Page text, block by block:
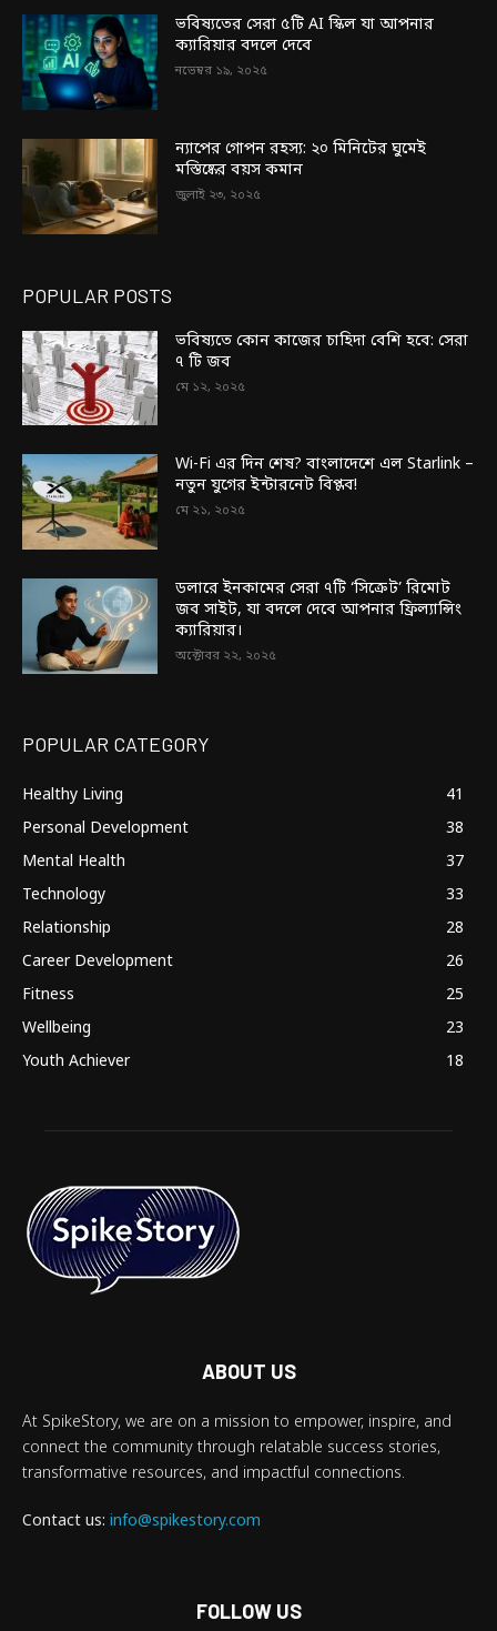
ভবিষ্যতের সেরা ৫টি AI স্কিল যা আপনার
ক্যারিয়ার বদলে দেবে
নভেম্বর ১৯, ২০২৫
ন্যাপের গোপন রহস্য: ২০ মিনিটের ঘুমেই
মস্তিষ্কের বয়স কমান
জুলাই ২৩, ২০২৫
POPULAR POSTS
ভবিষ্যতে কোন কাজের চাহিদা বেশি হবে: সেরা
৭ টি জব
মে ১২, ২০২৫
Wi-Fi এর দিন শেষ? বাংলাদেশে এল Starlink –
নতুন যুগের ইন্টারনেট বিপ্লব!
মে ২১, ২০২৫
ডলারে ইনকামের সেরা ৭টি ‘সিক্রেট’ রিমোট
জব সাইট, যা বদলে দেবে আপনার ফ্রিল্যান্সিং
ক্যারিয়ার।
অক্টোবর ২২, ২০২৫
POPULAR CATEGORY
Healthy Living
41
Personal Development
38
Mental Health
37
Technology
33
Relationship
28
Career Development
26
Fitness
25
Wellbeing
23
Youth Achiever
18
ABOUT US
At SpikeStory, we are on a mission to empower, inspire, and
connect the community through relatable success stories,
transformative resources, and impactful connections.
Contact us: info@spikestory.com
FOLLOW US